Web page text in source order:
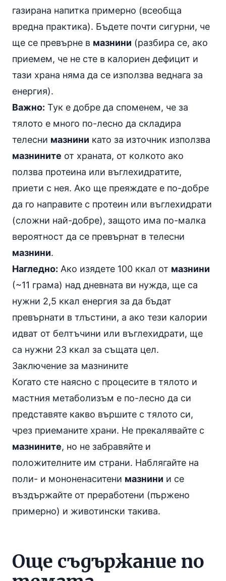
газирана напитка примерно (всеобща
вредна практика). Бъдете почти сигурни, че
ще се превърне в мазнини (разбира се, ако
приемем, че не сте в калориен дефицит и
тази храна няма да се използва веднага за
енергия).
Важно: Тук е добре да споменем, че за
тялото е много по-лесно да складира
телесни мазнини като за източник използва
мазнините от храната, от колкото ако
ползва протеина или въглехидратите,
приети с нея. Ако ще преяждате е по-добре
да го направите с протеин или въглехидрати
(сложни най-добре), защото има по-малка
вероятност да се превърнат в телесни
мазнини.
Нагледно: Ако изядете 100 ккал от мазнини
(~11 грама) над дневната ви нужда, ще са
нужни 2,5 ккал енергия за да бъдат
превърнати в тлъстини, а ако тези калории
идват от белтъчини или въглехидрати, ще
са нужни 23 ккал за същата цел.
Заключение за мазнините
Когато сте наясно с процесите в тялото и
мастния метаболизъм е по-лесно да си
представяте какво вършите с тялото си,
чрез приеманите храни. Не прекалявайте с
мазнините, но не забравяйте и
положителните им страни. Наблягайте на
поли- и мононенаситени мазнини и се
въздържайте от преработени (пържено
примерно) и животински такива.
Още съдържание по